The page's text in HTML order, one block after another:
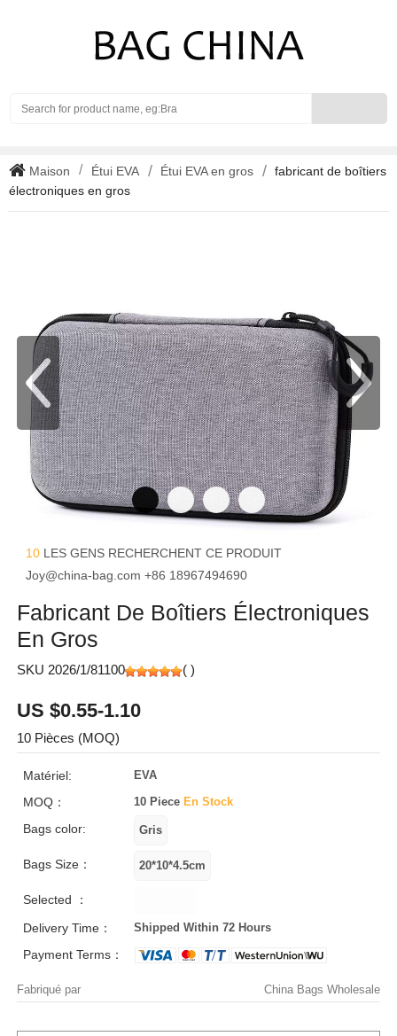
Maison Étui EVA Étui EVA en gros
fabricant de boîtiers
électroniques en gros
10 LES GENS RECHERCHENT CE PRODUIT
Joy@china-bag.com +86 18967494690
Fabricant De Boîtiers Électroniques
En Gros
SKU 2026/1/81100 ( )
US $0.55-1.10
10 Pièces (MOQ)
Matériel: EVA
MOQ： 10 Piece En Stock
Bags color:
Bags Size：
Selected ：
Delivery Time：
Shipped Within 72 Hours
Payment Terms：
Fabriqué par China Bags Wholesale